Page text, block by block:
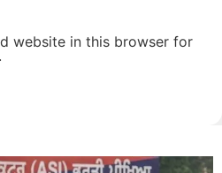
website in this browser for